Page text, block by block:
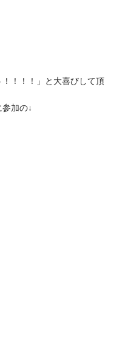
！！！！」と大喜びして頂